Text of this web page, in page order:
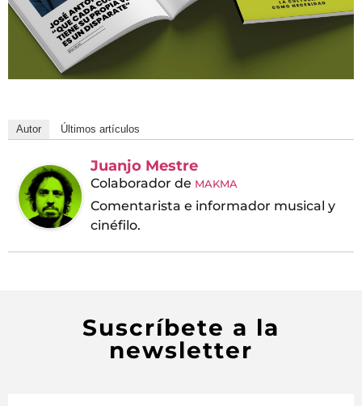
Autor Últimos artículos
Juanjo Mestre
Colaborador de MAKMA
Comentarista e informador musical y
cinéfilo.
Suscríbete a la
newsletter